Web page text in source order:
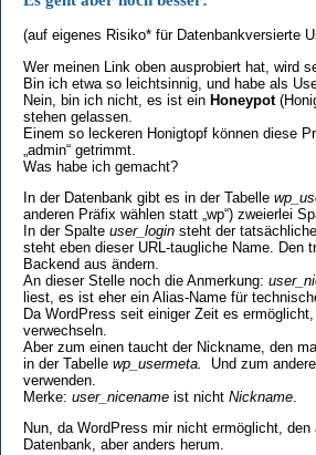
(auf eigenes Risiko* für Datenbankversierte
Wer meinen Link oben ausprobiert hat, wird
Bin ich etwa so leichtsinnig, und habe als
Nein, bin ich nicht, es ist ein Honeypot
stehen gelassen.
Einem so leckeren Honigtopf können diese
„admin“ getrimmt.
Was habe ich gemacht?
In der Datenbank gibt es in der Tabelle
anderen Präfix wählen statt „wp“) zweierlei
In der Spalte user_login steht der
steht eben dieser URL-taugliche Name. Den
Backend aus ändern.
An dieser Stelle noch die Anmerkung:
liest, es ist eher ein Alias-Name für
Da WordPress seit einiger Zeit es
verwechseln.
Aber zum einen taucht der Nickname, den
in der Tabelle wp_usermeta.
Und zum
verwenden.
Merke: user_nicename ist nicht Nickname
Nun, da WordPress mir nicht ermöglicht, den
Datenbank, aber anders herum.